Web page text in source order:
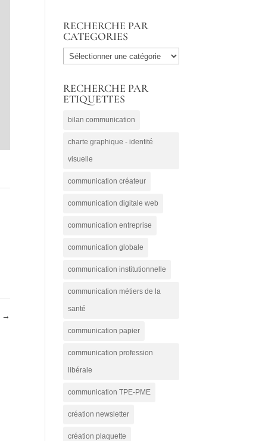
→
RECHERCHE PAR
CATEGORIES
RECHERCHE
CATEGORIES
RECHERCHE PAR
ETIQUETTES
bilan communication
charte graphique - identité
visuelle
communication créateur
communication digitale web
communication entreprise
communication globale
communication institutionnelle
communication métiers de la
santé
communication papier
communication profession
libérale
communication TPE-PME
création newsletter
création plaquette